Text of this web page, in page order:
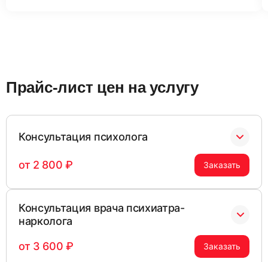
Прайс-лист цен на услугу
Консультация психолога
от 2 800 ₽ Заказать
Психодиагностическое интервью, анализ
личностных характеристик, выявление
деструктивных моделей поведения и разработка
индивидуальной стратегии психологической
Консультация врача психиатра-
нарколога
от 3 600 ₽
Заказать